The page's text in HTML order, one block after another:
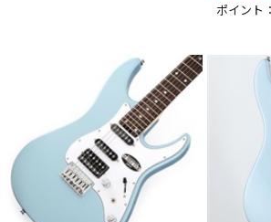
ポイント